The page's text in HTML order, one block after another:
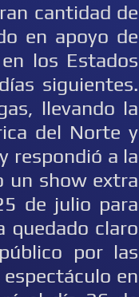
cantidad de
en apoyo de
los Estados
siguientes.
llevando la
del Norte y
respondió a la
un show extra
de julio para
quedado claro
por las
en